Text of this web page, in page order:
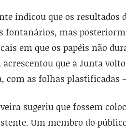
indicou que os
fontanários, mas
em que os papéis não
acrescentou que a Junta
com as folhas plastificadas
sugeriu que fossem
Um membro do